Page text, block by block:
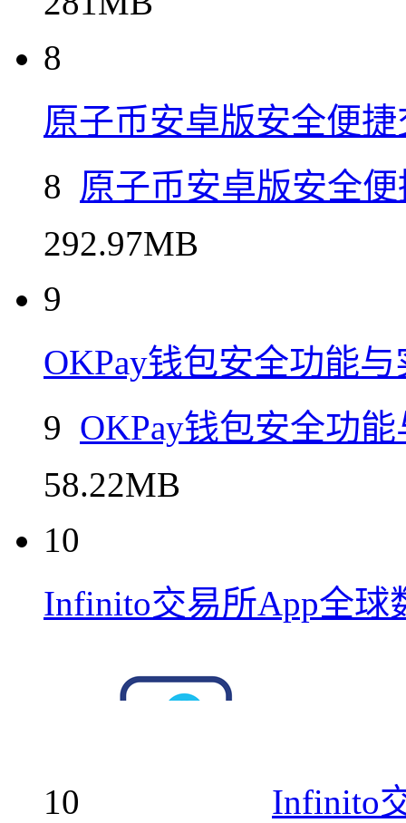
8
原子币安卓版安全便
8 原子币安卓版安全
292.97MB
9
OKPay钱包安全功能
9 OKPay钱包安全功
58.22MB
10
Infinito交易所App全球
10
Infinito